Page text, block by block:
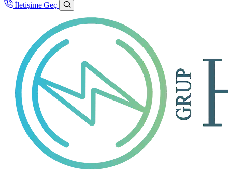
İletişime Geç